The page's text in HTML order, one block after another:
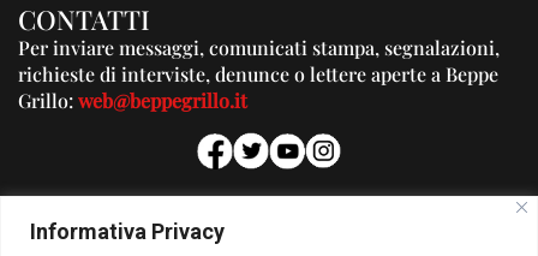
Informativa Privacy
CONTATTI
Per inviare messaggi, comunicati stampa, segnalazioni,
richieste di interviste, denunce o lettere aperte a Beppe
Grillo:web@beppegrillo.it
PUBBLICITA'
Per la tua pubblicità su questo Blog: